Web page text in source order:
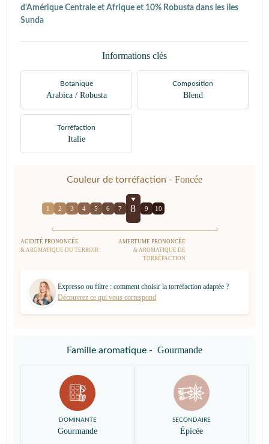
d'Amérique Centrale et Afrique et 10% Robusta dans les iles
Sunda
Informations clés
Botanique
Arabica / Robusta
Composition
Blend
Torréfaction
Italie
Couleur de torréfaction - Foncée
1 2 3 4 5 6 7 8 9 10
ACIDITÉ PRONONCÉE
& AROMATIQUE DU TERROIR
AMERTUME PRONONCÉE
& AROMATIQUE DE
TORRÉFACTION
Expresso ou filtre : comment choisir la torréfaction adaptée ?
Découvrez ce qui vous correspond
Famille aromatique - Gourmande
DOMINANTE
Gourmande
SECONDAIRE
Épicée